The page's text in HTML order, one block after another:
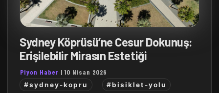
Sydney Köprüsü’ne Cesur Dokunuş:
Erişilebilir Mirasın Estetiği
Piyon Haber |10 Nisan 2026
#sydney-kopru #bisiklet-yolu